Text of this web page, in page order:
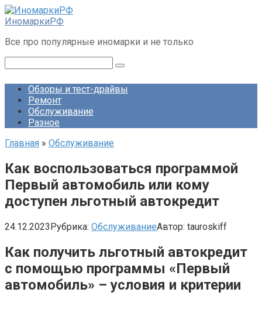
Перейти
к
ИномаркиРФ
Все про популярные иномарки и не только
Обзоры и тест-драйвы
Ремонт
Обслуживание
Разное
Главная » Обслуживание
Как воспользоваться программой
Первый автомобиль или кому
доступен льготный автокредит
24.12.2023Рубрика: ОбслуживаниеАвтор: tauroskiff
Как получить льготный автокредит
с помощью программы «Первый
автомобиль» – условия и критерии